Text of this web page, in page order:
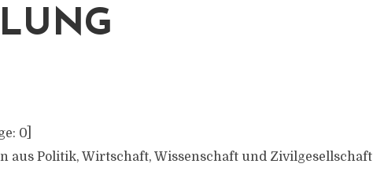
0
aus Politik, Wirtschaft, Wissenschaft und Zivilgesellschaft